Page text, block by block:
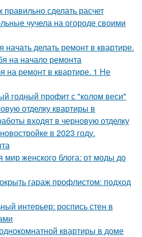
сделать расчет
чучела на огороде своими
начать делать ремонт в квартире.
на начало ремонта
на ремонт в квартире. 1 Не
годный профит с "колом веси"
отделку квартиры в
входят в черновую отделку
в 2023 году.
мир женского блога: от моды до
гараж профлистом: подход
интерьер: роспись стен в
квартиры в доме